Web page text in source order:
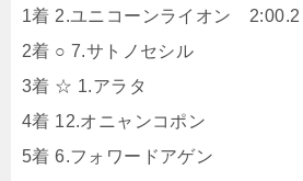
1着 2.ユニコーンライオン 2:00.2
2着 ○ 7.サトノセシル
3着 ☆ 1.アラタ
4着 12.オニャンコポン
5着 6.フォワードアゲン